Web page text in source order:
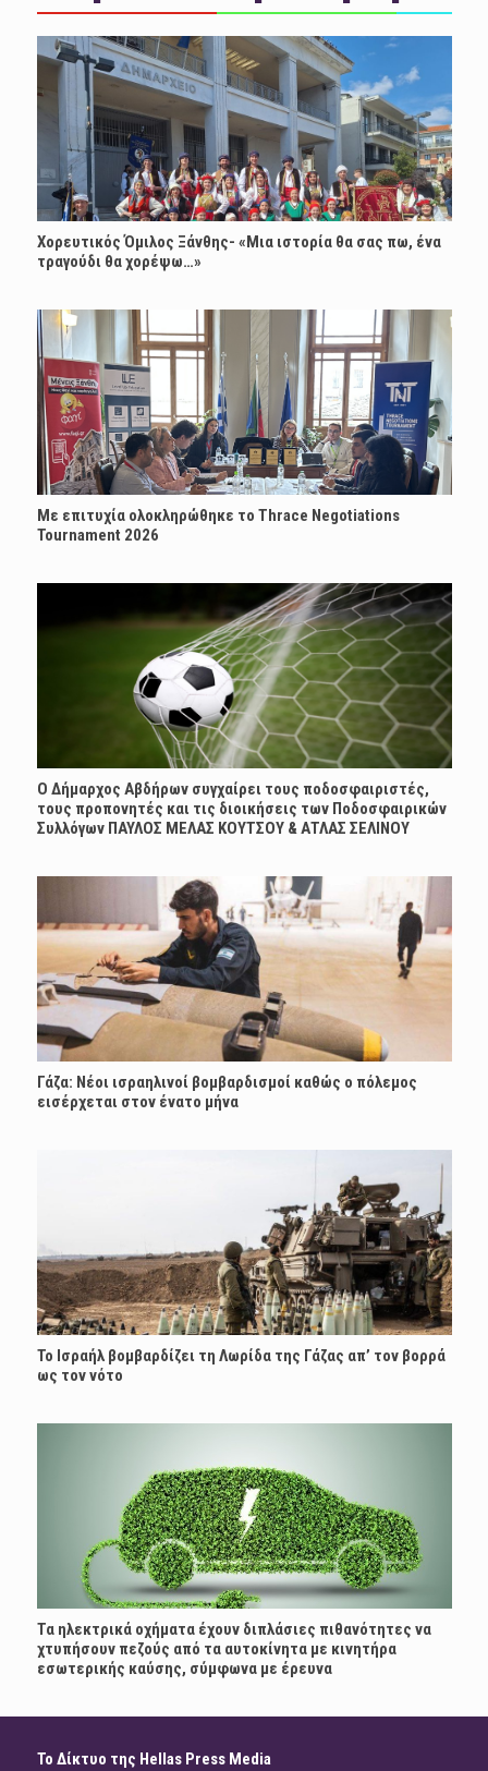
Χορευτικός Όμιλος Ξάνθης- «Mια ιστορία θα σας πω, ένα
τραγούδι θα χορέψω…»
Με επιτυχία ολοκληρώθηκε το Thrace Negotiations
Tournament 2026
Ο Δήμαρχος Αβδήρων συγχαίρει τους ποδοσφαιριστές,
τους προπονητές και τις διοικήσεις των Ποδοσφαιρικών
Συλλόγων ΠΑΥΛΟΣ ΜΕΛΑΣ ΚΟΥΤΣΟΥ & ΑΤΛΑΣ ΣΕΛΙΝΟΥ
Γάζα: Νέοι ισραηλινοί βομβαρδισμοί καθώς ο πόλεμος
εισέρχεται στον ένατο μήνα
Το Ισραήλ βομβαρδίζει τη Λωρίδα της Γάζας απ’ τον βορρά
ως τον νότο
Τα ηλεκτρικά οχήματα έχουν διπλάσιες πιθανότητες να
χτυπήσουν πεζούς από τα αυτοκίνητα με κινητήρα
εσωτερικής καύσης, σύμφωνα με έρευνα
Το Δίκτυο της Hellas Press Media